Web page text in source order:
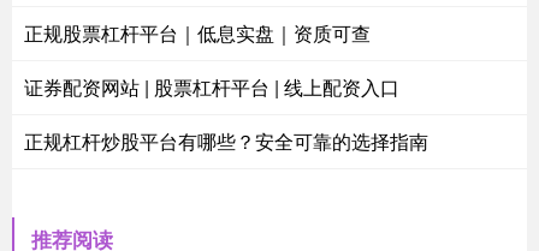
正规股票杠杆平台｜低息实盘｜资质可查
证券配资网站 | 股票杠杆平台 | 线上配资入口
正规杠杆炒股平台有哪些？安全可靠的选择指南
推荐阅读